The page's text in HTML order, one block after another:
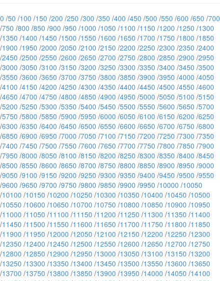
0 /50 /100 /150 /200 /250 /300 /350 /400 /450 /500 /550 /600 /650 /700
/750 /800 /850 /900 /950 /1000 /1050 /1100 /1150 /1200 /1250 /1300
/1350 /1400 /1450 /1500 /1550 /1600 /1650 /1700 /1750 /1800 /1850
/1900 /1950 /2000 /2050 /2100 /2150 /2200 /2250 /2300 /2350 /2400
/2450 /2500 /2550 /2600 /2650 /2700 /2750 /2800 /2850 /2900 /2950
/3000 /3050 /3100 /3150 /3200 /3250 /3300 /3350 /3400 /3450 /3500
/3550 /3600 /3650 /3700 /3750 /3800 /3850 /3900 /3950 /4000 /4050
/4100 /4150 /4200 /4250 /4300 /4350 /4400 /4450 /4500 /4550 /4600
/4650 /4700 /4750 /4800 /4850 /4900 /4950 /5000 /5050 /5100 /5150
/5200 /5250 /5300 /5350 /5400 /5450 /5500 /5550 /5600 /5650 /5700
/5750 /5800 /5850 /5900 /5950 /6000 /6050 /6100 /6150 /6200 /6250
/6300 /6350 /6400 /6450 /6500 /6550 /6600 /6650 /6700 /6750 /6800
/6850 /6900 /6950 /7000 /7050 /7100 /7150 /7200 /7250 /7300 /7350
/7400 /7450 /7500 /7550 /7600 /7650 /7700 /7750 /7800 /7850 /7900
/7950 /8000 /8050 /8100 /8150 /8200 /8250 /8300 /8350 /8400 /8450
/8500 /8550 /8600 /8650 /8700 /8750 /8800 /8850 /8900 /8950 /9000
/9050 /9100 /9150 /9200 /9250 /9300 /9350 /9400 /9450 /9500 /9550
/9600 /9650 /9700 /9750 /9800 /9850 /9900 /9950 /10000 /10050
/10100 /10150 /10200 /10250 /10300 /10350 /10400 /10450 /10500
/10550 /10600 /10650 /10700 /10750 /10800 /10850 /10900 /10950
/11000 /11050 /11100 /11150 /11200 /11250 /11300 /11350 /11400
/11450 /11500 /11550 /11600 /11650 /11700 /11750 /11800 /11850
/11900 /11950 /12000 /12050 /12100 /12150 /12200 /12250 /12300
/12350 /12400 /12450 /12500 /12550 /12600 /12650 /12700 /12750
/12800 /12850 /12900 /12950 /13000 /13050 /13100 /13150 /13200
/13250 /13300 /13350 /13400 /13450 /13500 /13550 /13600 /13650
/13700 /13750 /13800 /13850 /13900 /13950 /14000 /14050 /14100